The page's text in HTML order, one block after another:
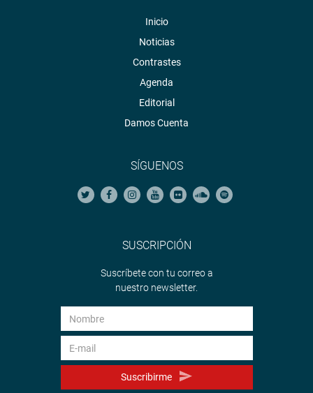
Inicio
Noticias
Contrastes
Agenda
Editorial
Damos Cuenta
SÍGUENOS
SUSCRIPCIÓN
Suscríbete con tu correo a
nuestro newsletter.
Suscribirme